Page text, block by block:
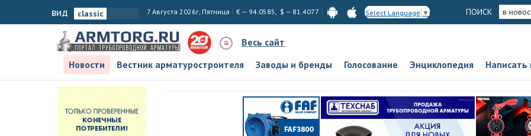
вид 7 Августа 2026г, Пятница € — 94.0585, $ — 81.4077 Select Language ▼ ПОИСК в
Весь сайт
Новости
Вестник арматуростроителя Заводы и бренды Голосование Энциклопедия Написать